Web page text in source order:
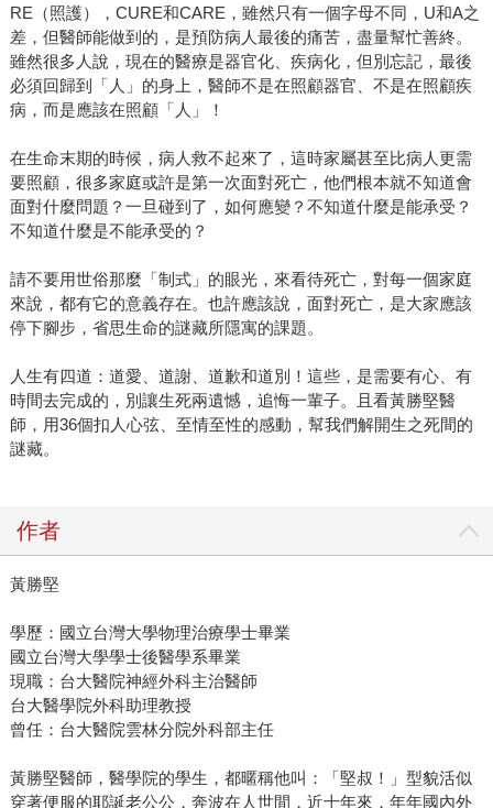
RE（照護），CURE和CARE，雖然只有一個字母不同，U和A之
差，但醫師能做到的，是預防病人最後的痛苦，盡量幫忙善終。
雖然很多人說，現在的醫療是器官化、疾病化，但別忘記，最後
必須回歸到「人」的身上，醫師不是在照顧器官、不是在照顧疾
病，而是應該在照顧「人」！
在生命末期的時候，病人救不起來了，這時家屬甚至比病人更需
要照顧，很多家庭或許是第一次面對死亡，他們根本就不知道會
面對什麼問題？一旦碰到了，如何應變？不知道什麼是能承受？
不知道什麼是不能承受的？
請不要用世俗那麼「制式」的眼光，來看待死亡，對每一個家庭
來說，都有它的意義存在。也許應該說，面對死亡，是大家應該
停下腳步，省思生命的謎藏所隱寓的課題。
人生有四道：道愛、道謝、道歉和道別！這些，是需要有心、有
時間去完成的，別讓生死兩遺憾，追悔一輩子。且看黃勝堅醫
師，用36個扣人心弦、至情至性的感動，幫我們解開生之死間的
謎藏。
作者
黃勝堅
學歷：國立台灣大學物理治療學士畢業
國立台灣大學學士後醫學系畢業
現職：台大醫院神經外科主治醫師
台大醫學院外科助理教授
曾任：台大醫院雲林分院外科部主任
黃勝堅醫師，醫學院的學生，都暱稱他叫：「堅叔！」型貌活似
穿著便服的耶誕老公公，奔波在人世間，近十年來，年年國內外